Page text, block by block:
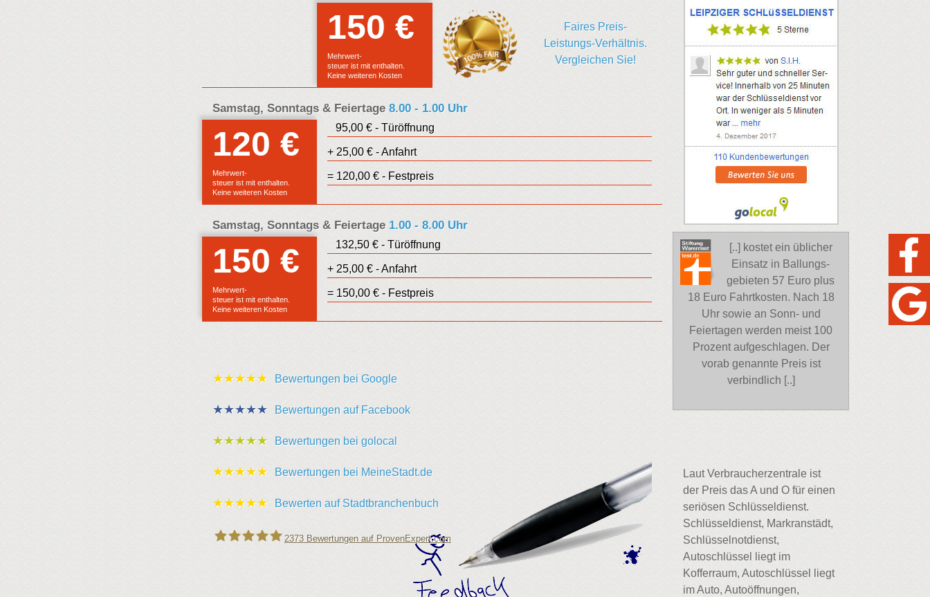
150 € Euro
Festpreis
Mehrwert-
steuer ist mit enthalten.
Keine weiteren Kosten
Faires Preis-
Leistungs-Verhältnis.
Vergleichen Sie!
Samstag, Sonntags & Feiertage 8.00 - 1.00 Uhr
120 € Euro
Festpreis
Mehrwert-
steuer ist mit enthalten.
Keine weiteren Kosten
95,00 € - Türöffnung
+ 25,00 € - Anfahrt
= 120,00 € - Festpreis
Samstag, Sonntags & Feiertage 1.00 - 8.00 Uhr
150 € Euro
Festpreis
Mehrwert-
steuer ist mit enthalten.
Keine weiteren Kosten
132,50 € - Türöffnung
+ 25,00 € - Anfahrt
= 150,00 € - Festpreis
★★★★★ Bewertungen bei Google
★★★★★ Bewertungen auf Facebook
★★★★★ Bewertungen bei golocal
★★★★★ Bewertungen bei MeineStadt.de
★★★★★ Bewerten auf Stadtbranchenbuch
2373 Bewertungen auf ProvenExpert.com
[..] kostet ein üblicher
Einsatz in Ballungs-
gebieten 57 Euro plus
18 Euro Fahrtkosten. Nach 18
Uhr sowie an Sonn- und
Feiertagen werden meist 100
Prozent aufgeschlagen. Der
vorab genannte Preis ist
verbindlich [..]
Laut Verbraucherzentrale ist
der Preis das A und O für einen
seriösen Schlüsseldienst.
Schlüsseldienst, Markranstädt,
Schlüsselnotdienst,
Autoschlüssel liegt im
Kofferraum, Autoschlüssel liegt
im Auto, Autoöffnungen,